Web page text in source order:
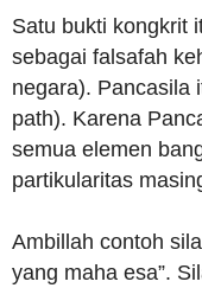
Satu bukti kongkrit
sebagai falsafah
negara). Pancasila
path). Karena
semua elemen
partikularitas
Ambillah contoh
yang maha esa”.